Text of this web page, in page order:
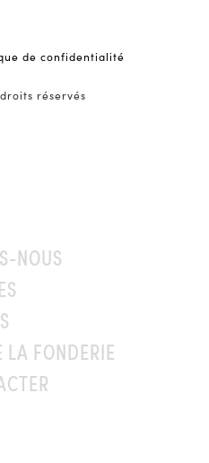
de confidentialité
réservés
NOUS
FONDERIE